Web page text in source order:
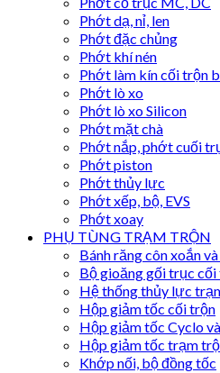
Phớt dạ, nỉ, len
Phớt đặc chủng
Phớt khí nén
Phớt làm kín cối trộn
Phớt lò xo
Phớt lò xo Silicon
Phớt mặt chà
Phớt nắp, phớt cuối
Phớt piston
Phớt thủy lực
Phớt xếp, bộ, EVS
Phớt xoay
PHỤ TÙNG TRẠM TRỘN
Bánh răng côn xoắn
Bộ gioăng gối trục
Hệ thống thủy lực
Hộp giảm tốc cối trộn
Hộp giảm tốc Cyclo
Hộp giảm tốc trạm
Khớp nối, bộ đồng tốc